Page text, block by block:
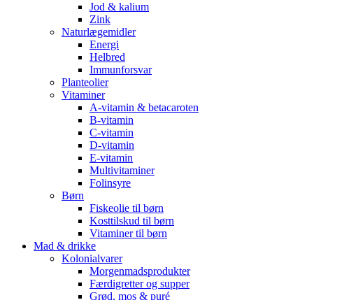
Jod & kalium
Zink
Naturlægemidler
Energi
Helbred
Immunforsvar
Planteolier
Vitaminer
A-vitamin & betacaroten
B-vitamin
C-vitamin
D-vitamin
E-vitamin
Multivitaminer
Folinsyre
Børn
Fiskeolie til børn
Kosttilskud til børn
Vitaminer til børn
Mad & drikke
Kolonialvarer
Morgenmadsprodukter
Færdigretter og supper
Grød, mos & puré